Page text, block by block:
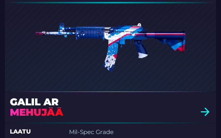
GALIL AR
MEHUJÄÄ
LAATU
Mil-Spec Grade